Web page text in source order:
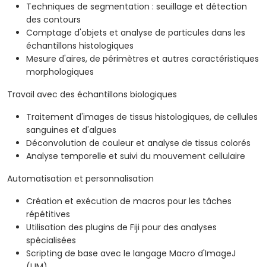
Techniques de segmentation : seuillage et détection
des contours
Comptage d'objets et analyse de particules dans les
échantillons histologiques
Mesure d'aires, de périmètres et autres caractéristiques
morphologiques
Travail avec des échantillons biologiques
Traitement d'images de tissus histologiques, de cellules
sanguines et d'algues
Déconvolution de couleur et analyse de tissus colorés
Analyse temporelle et suivi du mouvement cellulaire
Automatisation et personnalisation
Création et exécution de macros pour les tâches
répétitives
Utilisation des plugins de Fiji pour des analyses
spécialisées
Scripting de base avec le langage Macro d'ImageJ